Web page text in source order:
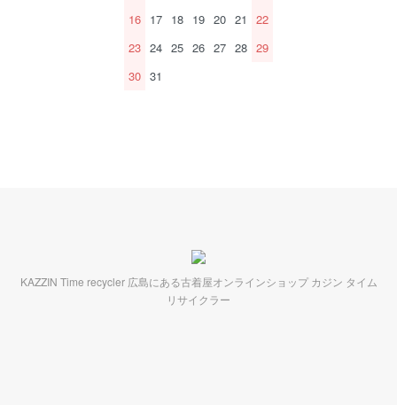
16 17 18 19 20 21
22
23 24 25 26 27 28 29
30 31
KAZZIN Time recycler 広島にある古着屋オンラインショップ カジン タイム
リサイクラー